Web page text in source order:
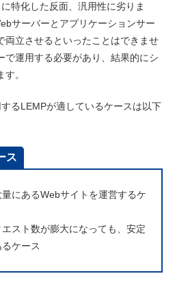
特化した反面、汎用性に劣りま
サーバーとアプリケーションサー
両立させるといったことはできませ
で運用する必要があり、結果的にシ
。
るLEMPが適しているケースは以下
ス
にあるWebサイトを運営するケ
スト数が膨大になっても、安定
ケース